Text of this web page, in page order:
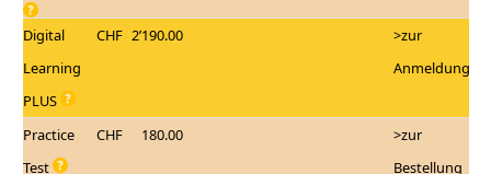
Digital
Learning
PLUS
CHF 2’190.00
>zur
Anmeldung
Practice
Test
CHF 180.00
>zur
Bestellung